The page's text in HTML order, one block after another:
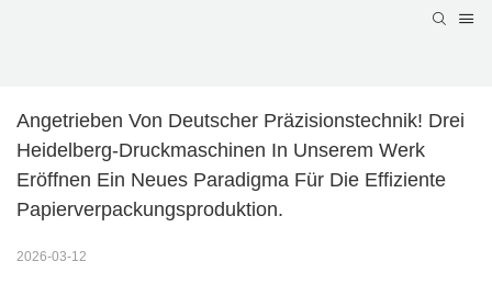
Angetrieben Von Deutscher Präzisionstechnik! Drei
Heidelberg-Druckmaschinen In Unserem Werk
Eröffnen Ein Neues Paradigma Für Die Effiziente
Papierverpackungsproduktion.
2026-03-12